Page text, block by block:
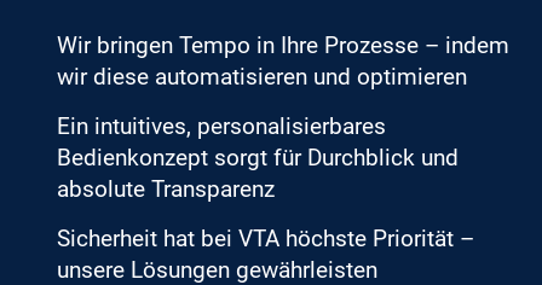
Wir bringen Tempo in Ihre Prozesse – indem
wir diese automatisieren und optimieren
Ein intuitives, personalisierbares
Bedienkonzept sorgt für Durchblick und
absolute Transparenz
Sicherheit hat bei VTA höchste Priorität –
unsere Lösungen gewährleisten